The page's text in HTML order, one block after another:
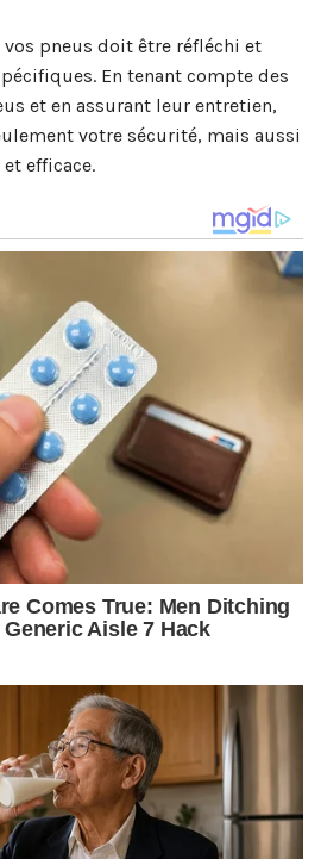
vos pneus doit être réfléchi et
En tenant compte des
et en assurant leur entretien,
votre sécurité, mais aussi
efficace.